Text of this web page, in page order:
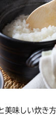
美味しい炊き方